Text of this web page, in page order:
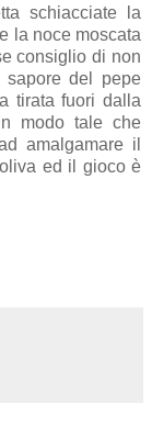
schiacciate la
la noce moscata
consiglio di non
sapore del pepe
tirata fuori dalla
modo tale che
amalgamare il
ed il gioco è